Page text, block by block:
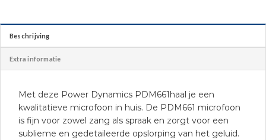
Beschrijving
Extra informatie
Met deze Power Dynamics PDM661haal je een
kwalitatieve microfoon in huis. De PDM661 microfoon
is fijn voor zowel zang als spraak en zorgt voor een
sublieme en gedetaileerde opslorping van het geluid.